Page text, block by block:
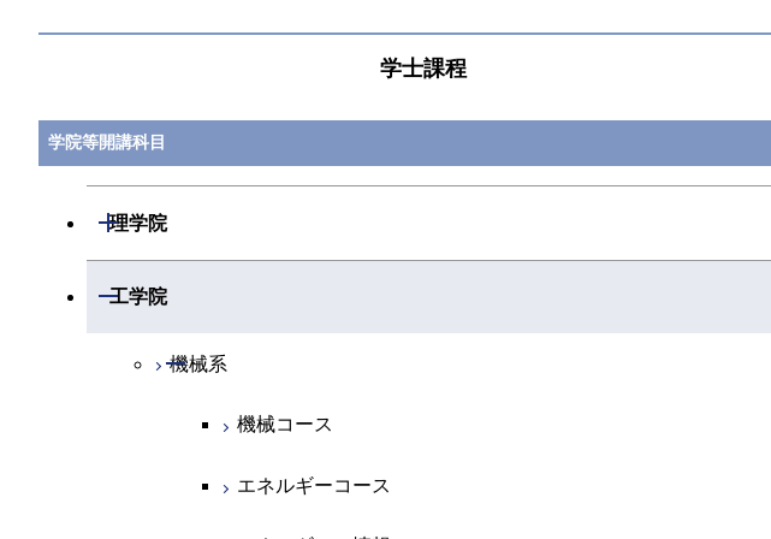
学士課程
学院等開講科目
理学院
開閉
物理学系
物理学コース
物質・情報卓越コース
化学コース
エネルギーコース
地球惑星科学コース
工学院
開閉
機械系
開閉
機械コース
エネルギーコース